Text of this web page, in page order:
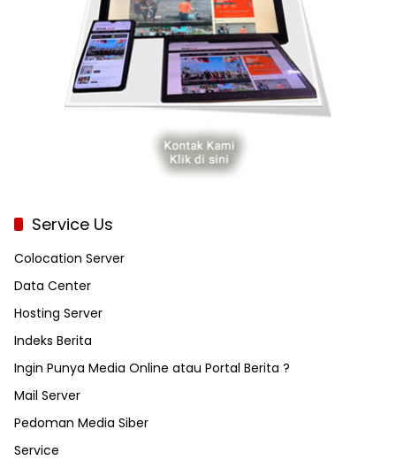
Service Us
Colocation Server
Data Center
Hosting Server
Indeks Berita
Ingin Punya Media Online atau Portal Berita ?
Mail Server
Pedoman Media Siber
Service